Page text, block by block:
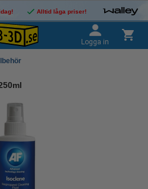
Alltid låga priser!
Logga in